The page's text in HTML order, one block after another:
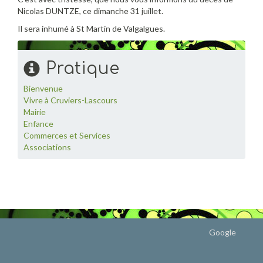
Nicolas DUNTZE, ce dimanche 31 juillet.
Il sera inhumé à St Martin de Valgalgues.
Pratique
Bienvenue
Vivre à Cruviers-Lascours
Mairie
Enfance
Commerces et Services
Associations
Google